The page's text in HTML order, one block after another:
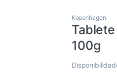
Kopenhagen
100g